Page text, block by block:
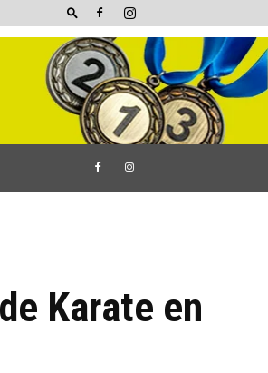
Karate en